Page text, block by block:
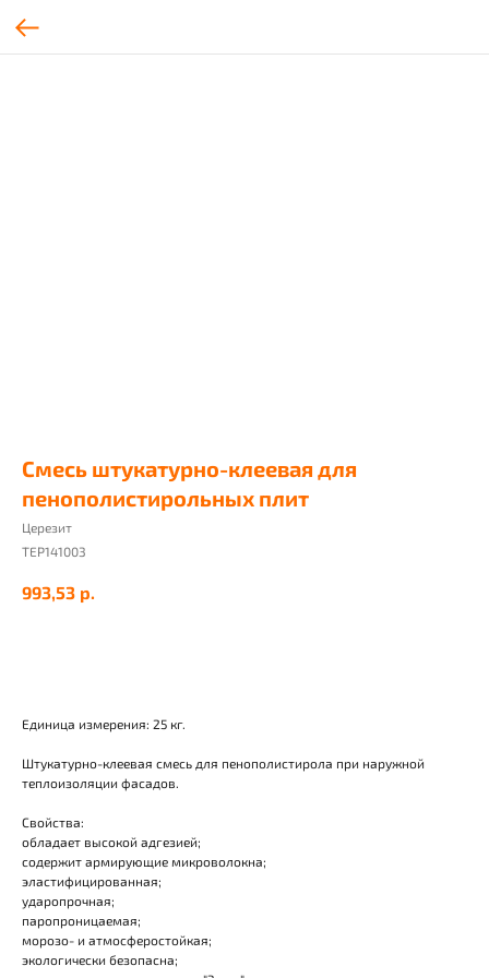
Смесь штукатурно-клеевая для
пенополистирольных плит
Церезит
TEP141003
993,53 р.
Единица измерения: 25 кг.
Штукатурно-клеевая смесь для пенополистирола при наружной
теплоизоляции фасадов.
Свойства:
обладает высокой адгезией;
содержит армирующие микроволокна;
эластифицированная;
ударопрочная;
паропроницаемая;
морозо- и атмосферостойкая;
экологически безопасна;